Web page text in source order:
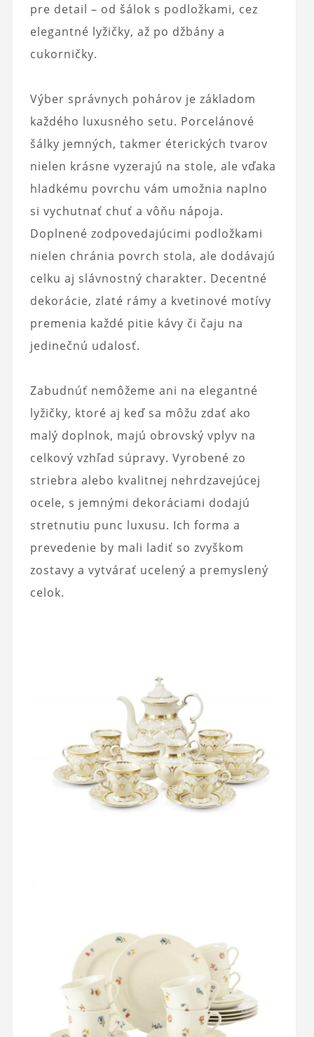
pre detail – od šálok s podložkami, cez
elegantné lyžičky, až po džbány a
cukorničky.
Výber správnych pohárov je základom
každého luxusného setu. Porcelánové
šálky jemných, takmer éterických tvarov
nielen krásne vyzerajú na stole, ale vďaka
hladkému povrchu vám umožnia naplno
si vychutnať chuť a vôňu nápoja.
Doplnené zodpovedajúcimi podložkami
nielen chránia povrch stola, ale dodávajú
celku aj slávnostný charakter. Decentné
dekorácie, zlaté rámy a kvetinové motívy
premenia každé pitie kávy či čaju na
jedinečnú udalosť.
Zabudnúť nemôžeme ani na elegantné
lyžičky, ktoré aj keď sa môžu zdať ako
malý doplnok, majú obrovský vplyv na
celkový vzhľad súpravy. Vyrobené zo
striebra alebo kvalitnej nehrdzavejúcej
ocele, s jemnými dekoráciami dodajú
stretnutiu punc luxusu. Ich forma a
prevedenie by mali ladiť so zvyškom
zostavy a vytvárať ucelený a premyslený
celok.